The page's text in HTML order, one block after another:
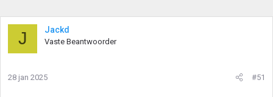
J Jackd
Vaste Beantwoorder
28 jan 2025 #51